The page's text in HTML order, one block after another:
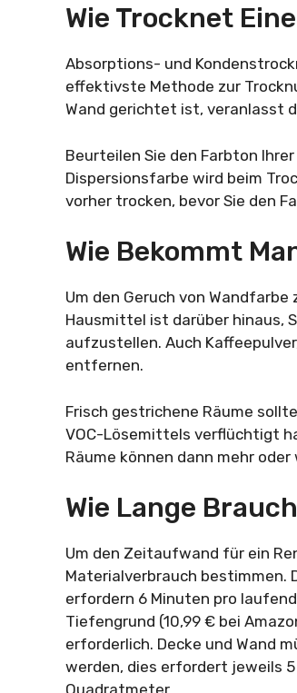
Wie Trocknet
Absorptions- und
effektivste Methode zur
Wand gerichtet ist, veranlasst
Beurteilen Sie den Farbton
Dispersionsfarbe wird beim
vorher trocken, bevor Sie den
Wie Bekommt
Um den Geruch von
Hausmittel ist darüber hinaus,
aufzustellen. Auch
entfernen.
Frisch gestrichene Räume
VOC-Lösemittels verflüchtigt
Räume können dann mehr
Wie Lange
Um den Zeitaufwand für ein
Materialverbrauch bestimmen.
erfordern 6 Minuten pro
Tiefengrund (10,99 € bei
erforderlich. Decke und Wand
werden, dies erfordert jeweils
Quadratmeter.